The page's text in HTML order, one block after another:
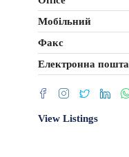
Мобільний
Факс
Електронна пошта
View Listings